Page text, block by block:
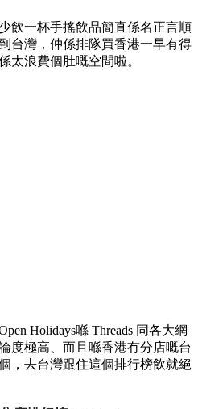
飲一杯手搖飲品簡直係名正言順
台灣，仲係排隊買香港一早有得
太浪費個肚嘅空間啦。
Holidays喺 Threads 同各大網
度極高、而且喺香港冇分店嘅台
，去台灣跟住這個排行榜飲就絕